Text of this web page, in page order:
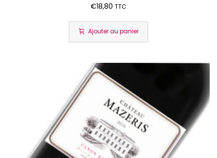
€18,80 TTC
Ajouter au panier